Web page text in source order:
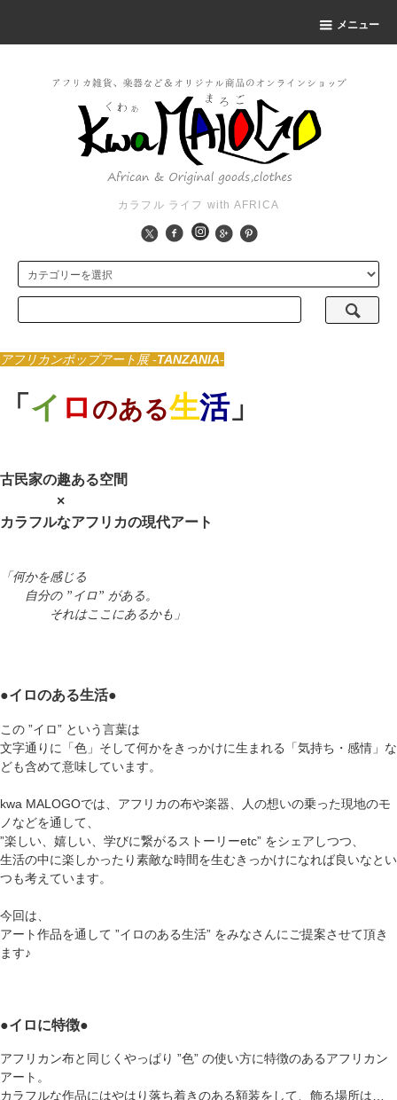
メニュー
カラフル ライフ with AFRICA
アフリカンポップアート展 -TANZANIA-
「 イ ロ のある生活」
古民家の趣ある空間
×
カラフルなアフリカの現代アート
「何かを感じる
自分の ”イロ” がある。
それはここにあるかも」
●イロのある生活●
この ”イロ” という言葉は
文字通りに「色」そして何かをきっかけに生まれる「気持ち・感情」な
ども含めて意味しています。
kwa MALOGOでは、アフリカの布や楽器、人の想いの乗った現地のモ
ノなどを通して、
”楽しい、嬉しい、学びに繋がるストーリーetc” をシェアしつつ、
生活の中に楽しかったり素敵な時間を生むきっかけになれば良いなとい
つも考えています。
今回は、
アート作品を通して ”イロのある生活” をみなさんにご提案させて頂き
ます♪
●イロに特徴●
アフリカン布と同じくやっぱり ”色” の使い方に特徴のあるアフリカン
アート。
カラフルな作品にはやはり落ち着きのある額装をして、飾る場所は…